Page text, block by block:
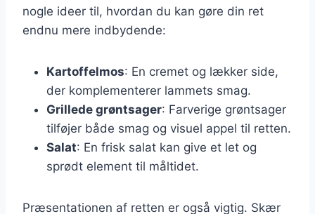
nogle ideer til, hvordan du kan gøre din ret
endnu mere indbydende:
Kartoffelmos: En cremet og lækker side,
der komplementerer lammets smag.
Grillede grøntsager: Farverige grøntsager
tilføjer både smag og visuel appel til retten.
Salat: En frisk salat kan give et let og
sprødt element til måltidet.
Præsentationen af retten er også vigtig. Skær